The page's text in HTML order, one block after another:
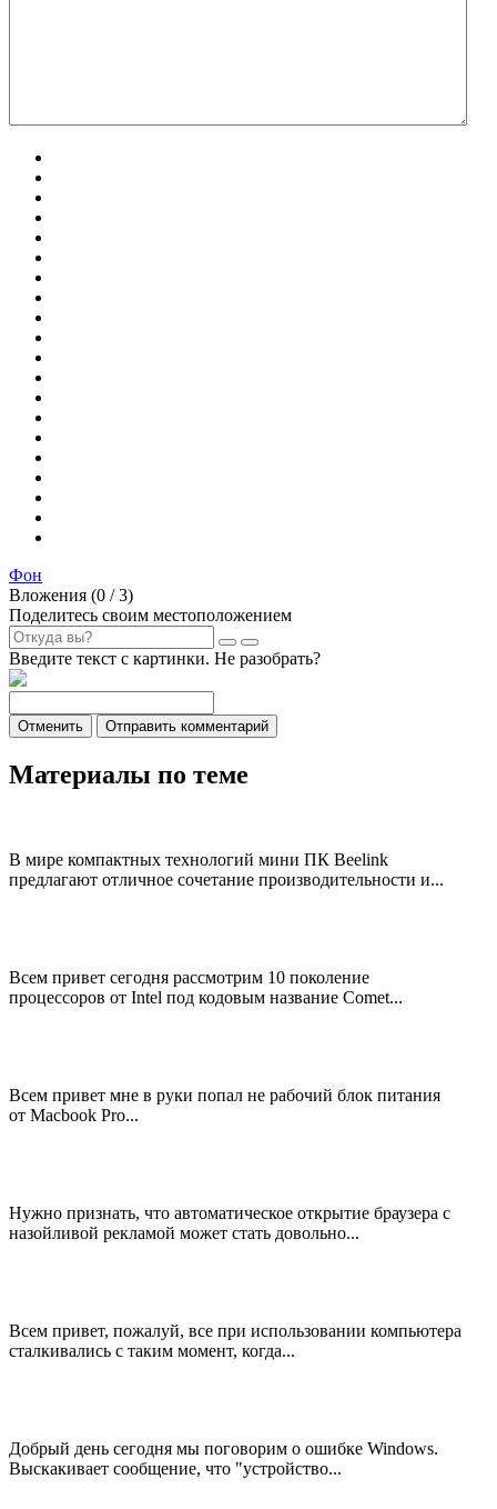
Фон
Вложения (0 / 3)
Поделитесь своим местоположением
Введите текст с картинки. Не разобрать?
Отменить Отправить комментарий
Материалы по теме
В мире компактных технологий мини ПК Beelink
предлагают отличное сочетание производительности и...
Всем привет сегодня рассмотрим 10 поколение
процессоров от Intel под кодовым название Comet...
Всем привет мне в руки попал не рабочий блок питания
от Macbook Pro...
Нужно признать, что автоматическое открытие браузера с
назойливой рекламой может стать довольно...
Всем привет, пожалуй, все при использовании компьютера
сталкивались с таким момент, когда...
Добрый день сегодня мы поговорим о ошибке Windows.
Выскакивает сообщение, что "устройство...